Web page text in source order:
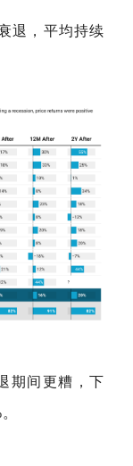
退，平均持续
期间更糟，下